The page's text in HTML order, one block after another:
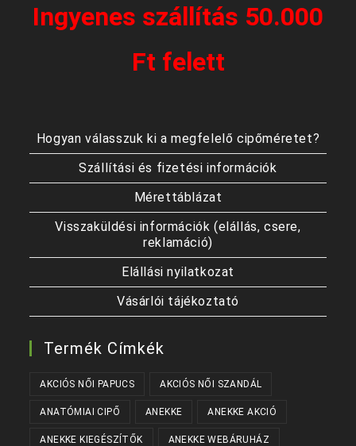
Ingyenes szállítás 50.000
Ft felett
Hogyan válasszuk ki a megfelelő cipőméretet?
Szállítási és fizetési információk
Mérettáblázat
Visszaküldési információk (elállás, csere,
reklamáció)
Elállási nyilatkozat
Vásárlói tájékoztató
Termék Címkék
AKCIÓS NŐI PAPUCS AKCIÓS NŐI SZANDÁL
ANATÓMIAI CIPŐ ANEKKE ANEKKE AKCIÓ
ANEKKE KIEGÉSZÍTŐK ANEKKE WEBÁRUHÁZ